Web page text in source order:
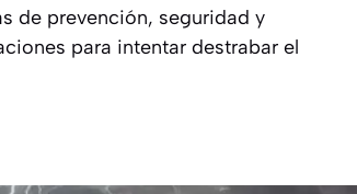
de prevención, seguridad y
para intentar destrabar el